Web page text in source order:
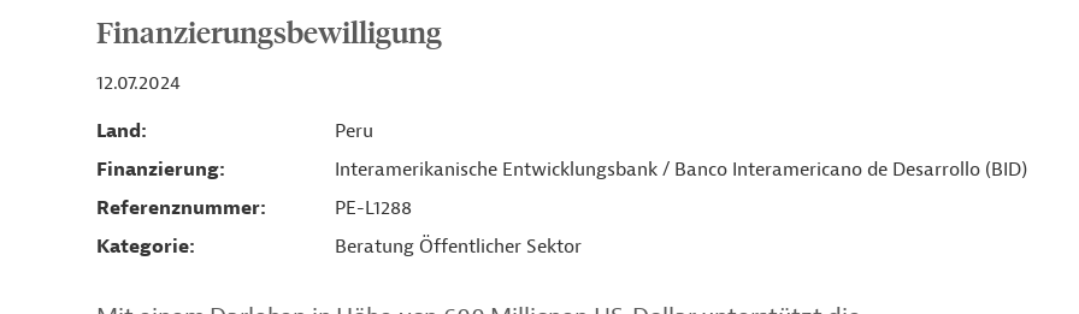
Finanzierungsbewilligung
12.07.2024
Land
Peru
Finanzierung
Interamerikanische Entwicklungsbank / Banco Interamericano de Desarrollo (BID)
Referenznummer
PE-L1288
Kategorie
Beratung Öffentlicher Sektor